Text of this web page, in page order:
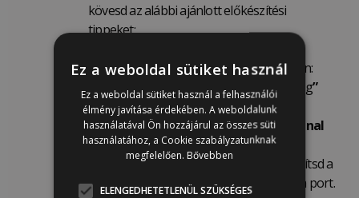
kövesd az alábbi ajánlott előkészítési
tippeket:
lakkozott vagy lakkal kezelt) esetén:
Finoman csiszold át „ scuff sanding”
(érdesítés,„bolyhosítás”)220-as
szemcseméretű csiszolóvászonnal
vagy csiszolószivaccsal, a fa
erezetének irányában, hogy tompítsd a
fényt. A csiszolás után távolítsd el a port.
Ez a weboldal sütiket használ
Ez a weboldal sütiket használ a felhasználói
élmény javítása érdekében. A weboldalunk
használatával Ön hozzájárul az összes süti
használatához, a Cookie szabályzatunknak
megfelelően. Bővebben
ELENGEDHETETLENÜL SZÜKSÉGES